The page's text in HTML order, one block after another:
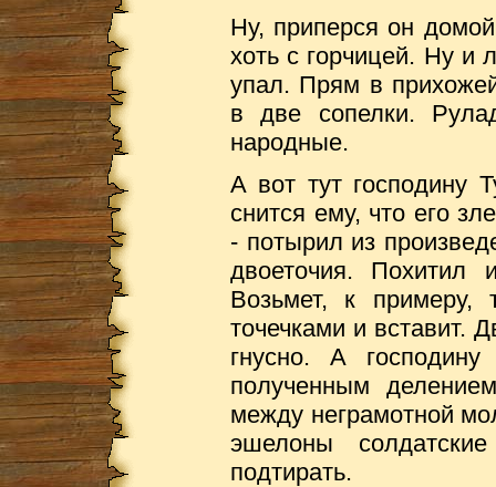
Ну, приперся он
хоть с горчицей. Ну и
упал. Прям в
в две сопелки.
народные.
А вот тут господину
снится ему, что его
- потырил из
двоеточия. Похитил
Возьмет, к
точечками и вставит.
гнусно. А
полученным
между неграмотной
эшелоны
подтирать.